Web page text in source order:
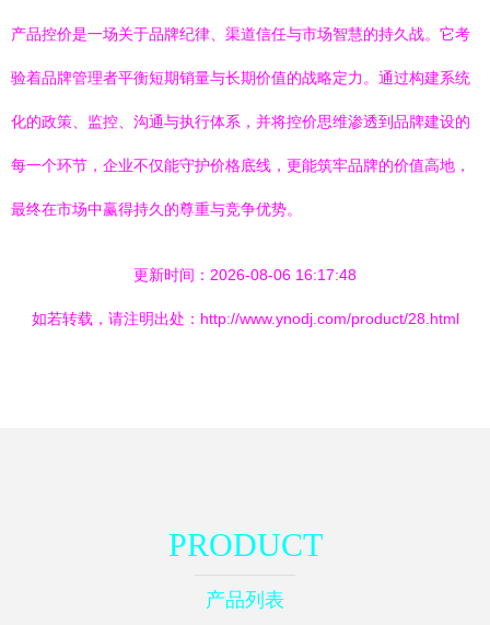
产品控价是一场关于品牌纪律、渠道信任与市场智慧的持久战。它考
验着品牌管理者平衡短期销量与长期价值的战略定力。通过构建系统
化的政策、监控、沟通与执行体系，并将控价思维渗透到品牌建设的
每一个环节，企业不仅能守护价格底线，更能筑牢品牌的价值高地，
最终在市场中赢得持久的尊重与竞争优势。
更新时间：2026-08-06 16:17:48
如若转载，请注明出处：http://www.ynodj.com/product/28.html
PRODUCT
产品列表